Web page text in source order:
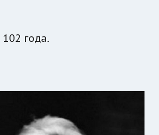
года.